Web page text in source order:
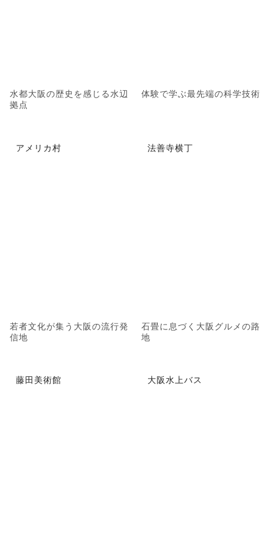
水都大阪の歴史を感じる水辺
拠点
体験で学ぶ最先端の科学技術
アメリカ村
若者文化が集う大阪の流行発
信地
法善寺横丁
石畳に息づく大阪グルメの路
地
藤田美術館 大阪水上バス